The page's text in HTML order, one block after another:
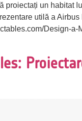
proiectați un habitat
utilă a Airbus
Design-a-